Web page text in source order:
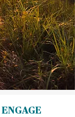
ENGAGE